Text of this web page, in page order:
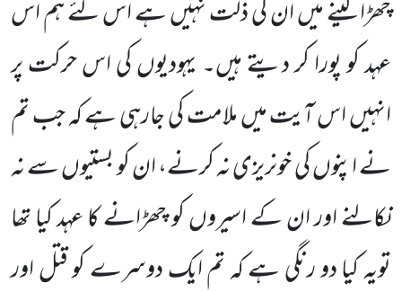
چھڑا لینے میں ان کی ذلت نہیں ہے اس لئے ہم اس
عہد کو پورا کر دیتے ہیں۔ یہودیوں کی اس حرکت پر
انہیں اس آیت میں ملامت کی جارہی ہے کہ جب تم
نے اپنوں کی خونریزی نہ کرنے، ان کو بستیوں سے نہ
نکالنے اور ان کے اسیروں کو چھڑانے کا عہد کیا تھا
تویہ کیا دو رنگی ہے کہ تم ایک دوسرے کو قتل اور